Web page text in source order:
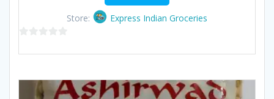
Store: Express Indian Groceries